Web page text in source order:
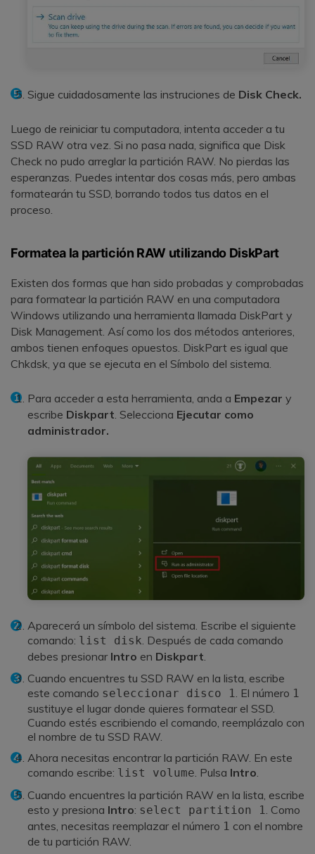
Sigue cuidadosamente las instruciones de Disk Check.
Luego de reiniciar tu computadora, intenta acceder a tu
SSD RAW otra vez. Si no pasa nada, significa que Disk
Check no pudo arreglar la partición RAW. No pierdas las
esperanzas. Puedes intentar dos cosas más, pero ambas
formatearán tu SSD, borrando todos tus datos en el
proceso.
Formatea la partición RAW utilizando DiskPart
Existen dos formas que han sido probadas y comprobadas
para formatear la partición RAW en una computadora
Windows utilizando una herramienta llamada DiskPart y
Disk Management. Así como los dos métodos anteriores,
ambos tienen enfoques opuestos. DiskPart es igual que
Chkdsk, ya que se ejecuta en el Símbolo del sistema.
Para acceder a esta herramienta, anda a Empezar y
escribe Diskpart . Selecciona Ejecutar como
administrador.
Aparecerá un símbolo del sistema. Escribe el siguiente
comando: list disk . Después de cada comando
debes presionar Intro en Diskpart
Cuando encuentres tu SSD RAW en la lista, escribe
este comando seleccionar disco 1. El número 1
sustituye el lugar donde quieres formatear el SSD.
Cuando estés escribiendo el comando, reemplázalo con
el nombre de tu SSD RAW.
Ahora necesitas encontrar la partición RAW. En este
comando escribe: list volume. Pulsa Intro.
Cuando encuentres la partición RAW en la lista, escribe
esto y presiona Intro: select partition 1
. Como
antes, necesitas reemplazar el número 1 con el nombre
de tu partición RAW.